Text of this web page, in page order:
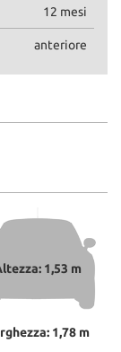
12 mesi
anteriore
1,53 m
1,78 m